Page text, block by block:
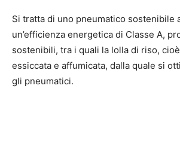
Si tratta di uno pneumatico sostenibile
un’efficienza energetica di Classe A,
sostenibili, tra i quali la lolla di riso,
essiccata e affumicata, dalla quale si
gli pneumatici.